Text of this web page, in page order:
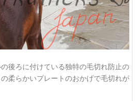
後ろに付けている独特の毛切れ防止の
柔らかいプレートのおかげで毛切れが